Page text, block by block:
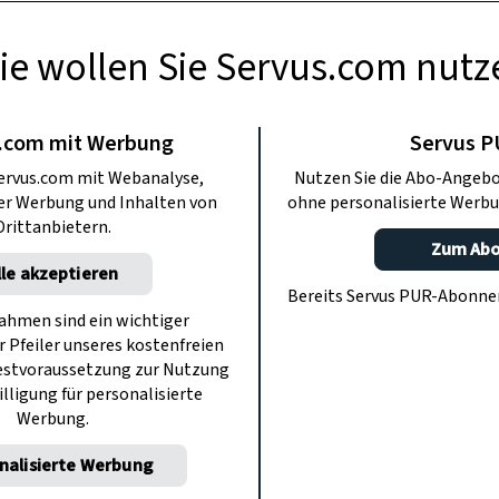
Zeiten
nach Herzenslust dekorieren. Oft
toll wirken, aber dem Brautpaar
wie das die Menschen schon anno
Sie sich inspirieren!
wollen Sie Servus.com
mit Werbung
mit Webanalyse,
Werbung und Inhalten von
akzeptieren
sind ein wichtiger
unseres kostenfreien
zur Nutzung
für personalisierte
Werbung.
Werbung
Servus
Nutzen Sie die Abo-
ohne personalisierte
Zum
Bereits Servus PUR-